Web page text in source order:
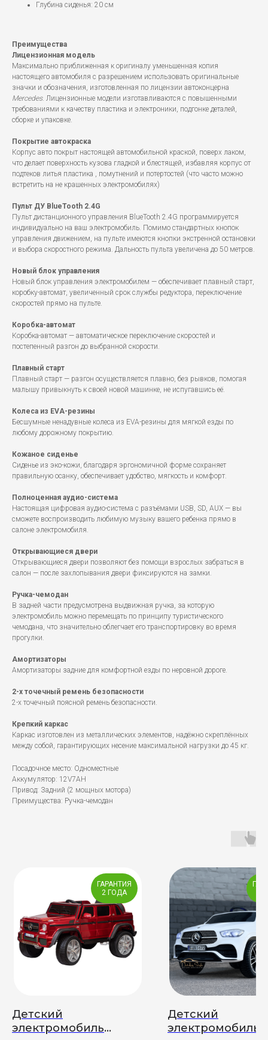
Глубина сиденья: 20 см
Преимущества
Лицензионная модель
Максимально приближенная к оригиналу уменьшенная копия
настоящего автомобиля с разрешением использовать оригинальные
значки и обозначения, изготовленная по лицензии автоконцерна
Mercedes. Лицензионные модели изготавливаются с повышенными
требованиями к качеству пластика и электроники, подгонке деталей,
сборке и упаковке.
Покрытие автокраска
Корпус авто покрыт настоящей автомобильной краской, поверх лаком,
что делает поверхность кузова гладкой и блестящей, избавляя корпус от
подтеков литья пластика , помутнений и потертостей (что часто можно
встретить на не крашенных электромобилях)
Пульт ДУ BlueTooth 2.4G
Пульт дистанционного управления BlueTooth 2.4G программируется
индивидуально на ваш электромобиль. Помимо стандартных кнопок
управления движением, на пульте имеются кнопки экстренной остановки
и выбора скоростного режима. Дальность пульта увеличена до 50 метров.
Новый блок управления
Новый блок управления электромобилем — обеспечивает плавный старт,
коробку-автомат, увеличенный срок службы редуктора, переключение
скоростей прямо на пульте.
Коробка-автомат
Коробка-автомат — автоматическое переключение скоростей и
постепенный разгон до выбранной скорости.
Плавный старт
Плавный старт — разгон осуществляется плавно, без рывков, помогая
малышу привыкнуть к своей новой машинке, не испугавшись её.
Колеса из EVA-резины
Бесшумные ненадувные колеса из EVA-резины для мягкой езды по
любому дорожному покрытию.
Кожаное сиденье
Сиденье из эко-кожи, благодаря эргономичной форме сохраняет
правильную осанку, обеспечивает удобство, мягкость и комфорт.
Полноценная аудио-система
Настоящая цифровая аудио-система с разъёмами USB, SD, AUX — вы
сможете воспроизводить любимую музыку вашего ребенка прямо в
салоне электромобиля.
Открывающиеся двери
Открывающиеся двери позволяют без помощи взрослых забраться в
салон — после захлопывания двери фиксируются на замки.
Ручка-чемодан
В задней части предусмотрена выдвижная ручка, за которую
электромобиль можно перемещать по принципу туристического
чемодана, что значительно облегчает его транспортировку во время
прогулки.
Амортизаторы
Амортизаторы задние для комфортной езды по неровной дороге.
2-х точечный ремень безопасности
2-х точечный поясной ремень безопасности.
Крепкий каркас
Каркас изготовлен из металлических элементов, надёжно скреплённых
между собой, гарантирующих несение максимальной нагрузки до 45 кг.
Посадочное место: Одноместные
Аккумулятор: 12V7AH
Привод: Задний (2 мощных мотора)
Преимущества: Ручка-чемодан
ГАРАНТИЯ
2 ГОДА
Детский
электромобиль
Детский
электромобиль